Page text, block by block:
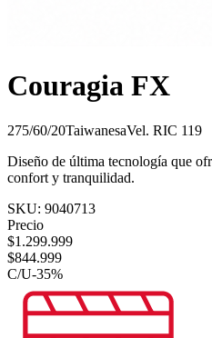
Couragia FX
275/60/20TaiwanesaVel. RIC 119
Diseño de última tecnología que
confort y tranquilidad.
SKU: 9040713
Precio
$1.299.999
$844.999
C/U-35%